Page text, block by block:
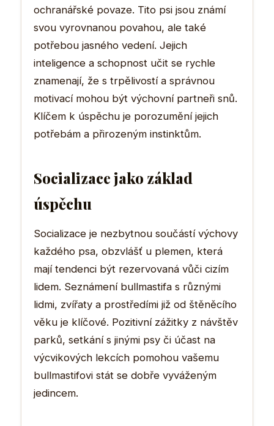
ochranářské povaze. Tito psi jsou známí
svou vyrovnanou povahou, ale také
potřebou jasného vedení. Jejich
inteligence a schopnost učit se rychle
znamenají, že s trpělivostí a správnou
motivací mohou být výchovní partneři snů.
Klíčem k úspěchu je porozumění jejich
potřebám a přirozeným instinktům.
Socializace jako základ
úspěchu
Socializace je nezbytnou součástí výchovy
každého psa, obzvlášť u plemen, která
mají tendenci být rezervovaná vůči cizím
lidem. Seznámení bullmastifa s různými
lidmi, zvířaty a prostředími již od štěněcího
věku je klíčové. Pozitivní zážitky z návštěv
parků, setkání s jinými psy či účast na
výcvikových lekcích pomohou vašemu
bullmastifovi stát se dobře vyváženým
jedincem.